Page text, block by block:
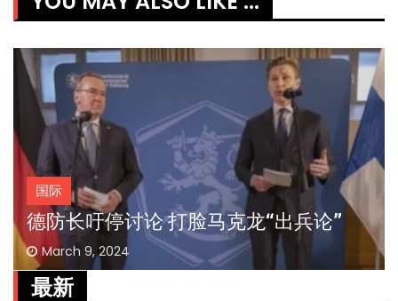
国际
德防长吁停讨论 打脸马克龙“出兵论”
March 9, 2024
最新